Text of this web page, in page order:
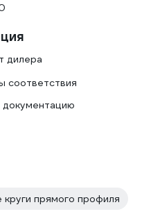
дилера
соответствия
прямого профиля